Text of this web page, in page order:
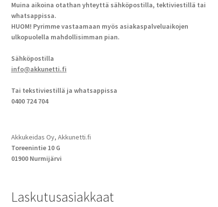
Muina aikoina otathan yhteyttä sähköpostilla, tektiviestillä tai
whatsappissa.
HUOM! Pyrimme vastaamaan myös asiakaspalveluaikojen
ulkopuolella mahdollisimman pian.
Sähköpostilla
info@akkunetti.fi
Tai tekstiviestillä ja whatsappissa
0400 724 704
Akkukeidas Oy, Akkunetti.fi
Toreenintie 10 G
01900 Nurmijärvi
Laskutusasiakkaat